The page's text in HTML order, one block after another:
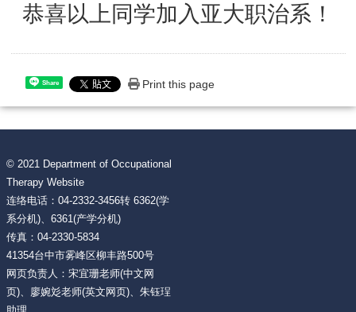
恭喜以上同学加入亚大职治系！
Share Print this page
© 2021 Department of Occupational
Therapy Website
连络电话：04-2332-3456转 6362(学
系分机)、6361(产学分机)
传真：04-2330-5834
41354台中市雾峰区柳丰路500号
网页负责人：宋宜珊老师(中文网
页)、廖婉彣老师(英文网页)、朱钰珵